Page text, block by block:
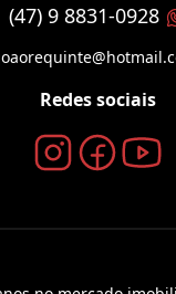
(47) 9 8831-0928
Redes sociais